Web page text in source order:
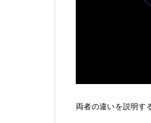
両者の違いを説明す